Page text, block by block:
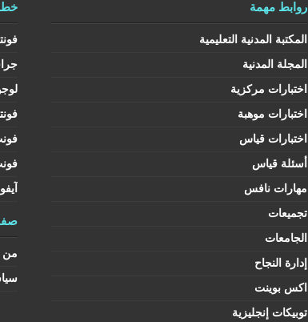
روابط مهمة
المكتبة المدنية التعليمية
المجلة المدنية
اختبارات مركزية
اختبارات موهبة
اختبارات قياس
أسئلة قياس
مهارات نافس
تجميعات
الجامعات
إدارة النجاح
اكس بوينت
توبيكات إنجليزية
من